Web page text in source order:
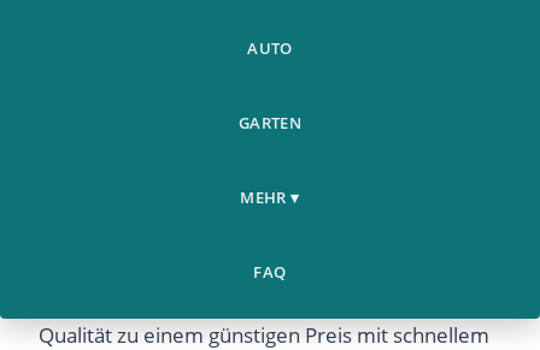
AUTO
GARTEN
MEHR ▾
FAQ
Fashion Mini Hoverboard
Hoverboard Balancing S – Entdecken Sie dieses
Qualität zu einem günstigen Preis mit schnellem